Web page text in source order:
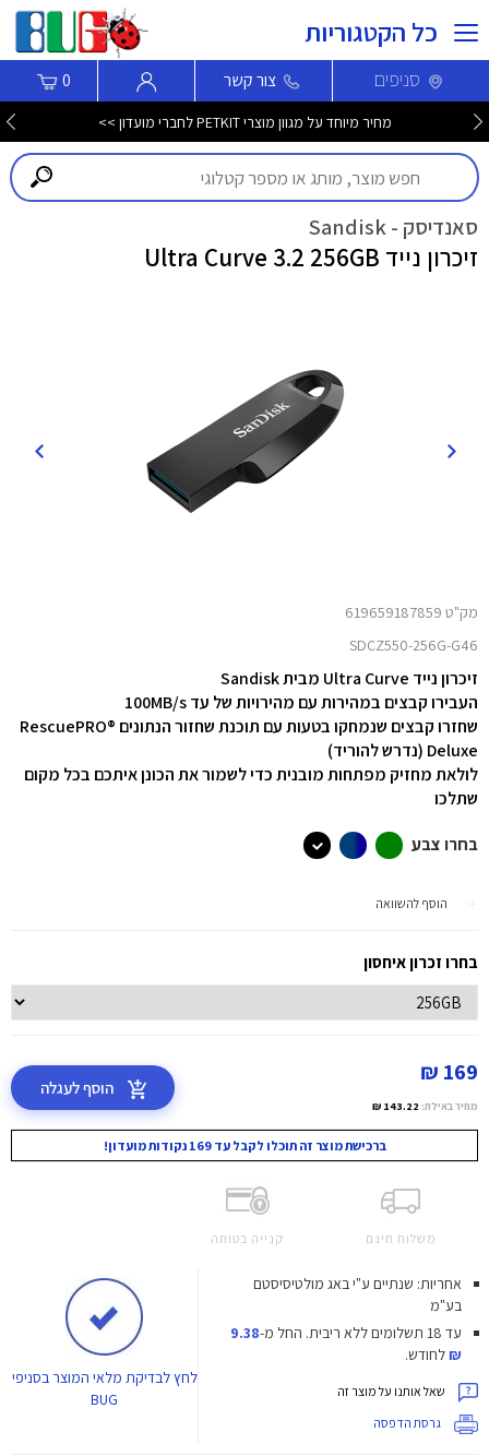
כל הקטגוריות
סניפים צור קשר 0
מחיר מיוחד על מגוון מוצרי PETKIT לחברי מועדון >>
סאנדיסק - Sandisk
זיכרון נייד Ultra Curve 3.2 256GB
מק"ט 619659187859
SDCZ550-256G-G46
זיכרון נייד Ultra Curve מבית Sandisk
העבירו קבצים במהירות עם מהירויות של עד 100MB/s
שחזרו קבצים שנמחקו בטעות עם תוכנת שחזור הנתונים RescuePRO®
Deluxe (נדרש להוריד)
לולאת מחזיק מפתחות מובנית כדי לשמור את הכונן איתכם בכל מקום
שתלכו
בחרו צבע
הוסף להשוואה
בחרו זכרון איחסון
169 ₪
מחיר באילת: 143.22 ₪
הוסף לעגלה
ברכישת מוצר זה תוכלו לקבל עד 169 נקודות מועדון!
משלוח חינם קנייה בטוחה
אחריות: שנתיים ע"י באג מולטיסיסטם
בע"מ
עד 18 תשלומים ללא ריבית.
החל מ-9.38
₪לחודש.
שאל אותנו על מוצר זה
גרסת הדפסה
לחץלבדיקת מלאי המוצר בסניפי
BUG